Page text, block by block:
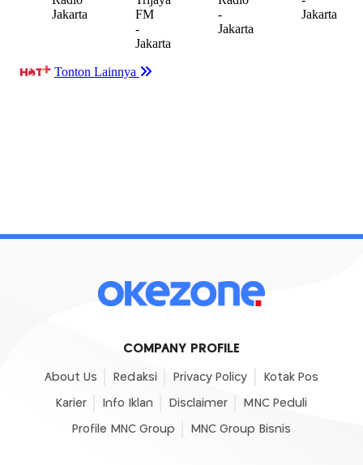
COMPANY PROFILE
About Us Redaksi Privacy Policy Kotak Pos
Karier Info Iklan Disclaimer MNC Peduli
Profile MNC Group MNC Group Bisnis